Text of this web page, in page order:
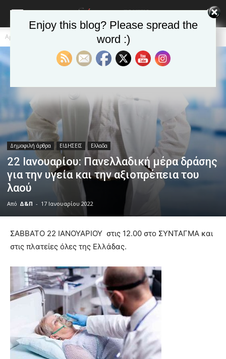
Αρχική
Δημοφιλή άρθρα ΕΙΔΗΣΕΙΣ Ελλαδα
22 Ιανουαρίου: Πανελλαδική μέρα δράσης
για την υγεία και την αξιοπρέπεια του
λαού
Από Δ&Π - 17 Ιανουαρίου 2022
lesbians
desi
brandi
the
meaning
ΣAΒΒΑΤΟ 22 ΙΑΝΟΥΑΡΙΟΥ στις 12.00 στο ΣΥΝΤΑΓΜΑ και
στις πλατείες όλες της Ελλάδας.
Enjoy this blog? Please spread the
word :)